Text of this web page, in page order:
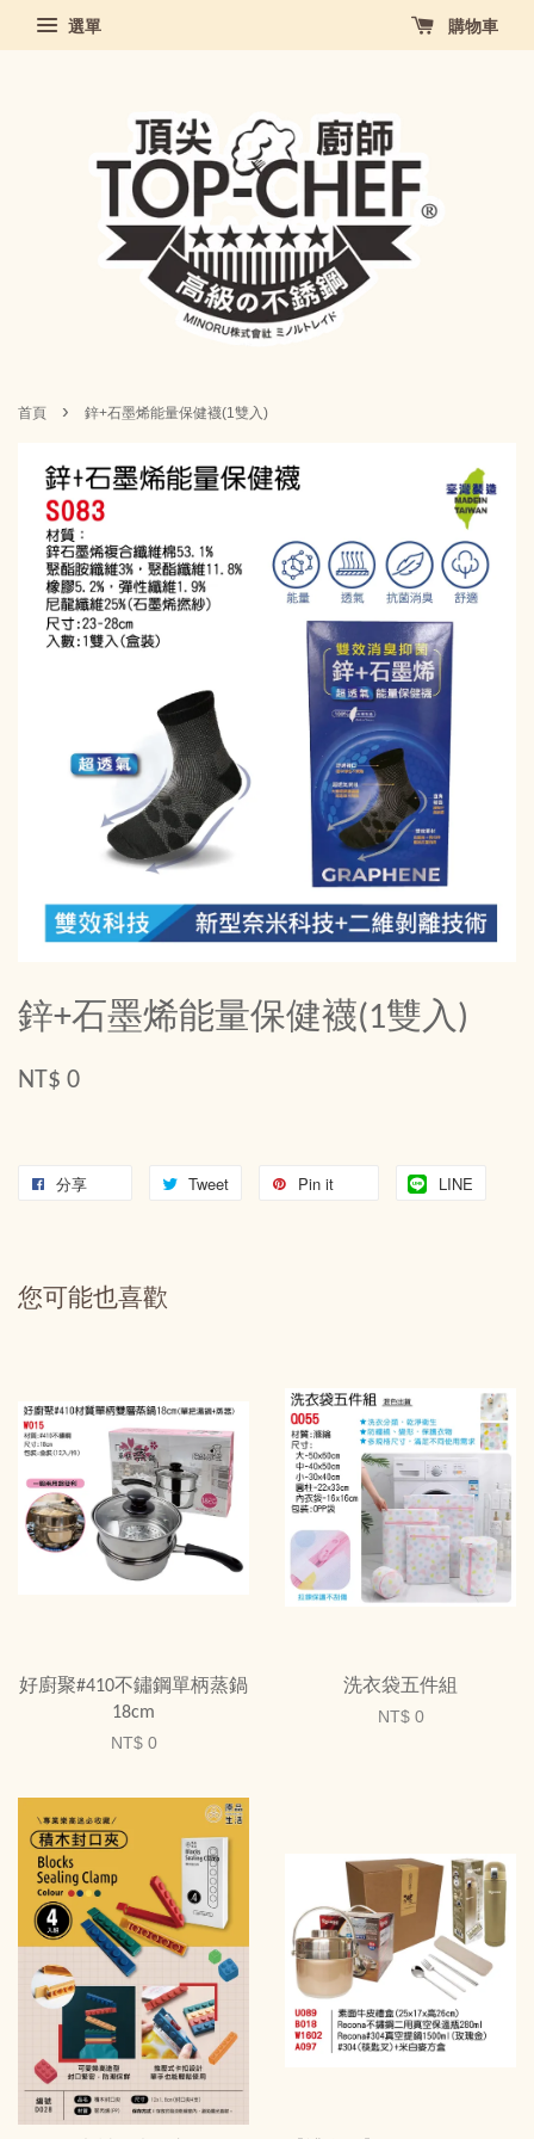
選單 購物車
首頁 › 鋅+石墨烯能量保健襪(1雙入)
鋅+石墨烯能量保健襪(1雙入)
NT$ 0
分享 Tweet Pin it LINE
您可能也喜歡
好廚聚#410不鏽鋼單柄蒸鍋
18cm
NT$ 0
洗衣袋五件組
NT$ 0